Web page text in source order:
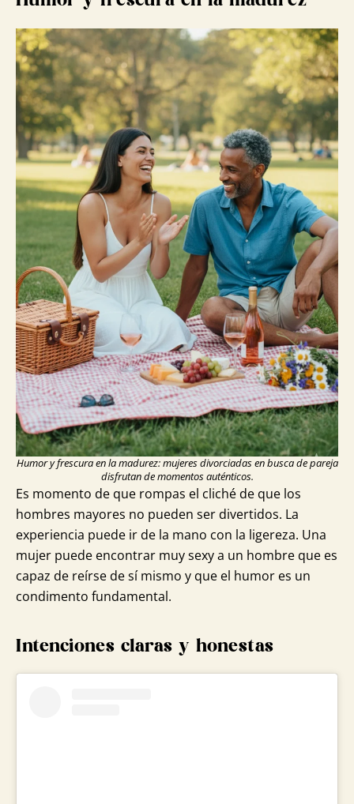
Humor y frescura en la madurez: mujeres divorciadas en busca de pareja
disfrutan de momentos auténticos.
Es momento de que rompas el cliché de que los
hombres mayores no pueden ser divertidos. La
experiencia puede ir de la mano con la ligereza. Una
mujer puede encontrar muy sexy a un hombre que es
capaz de reírse de sí mismo y que el humor es un
condimento fundamental.
Intenciones claras y honestas